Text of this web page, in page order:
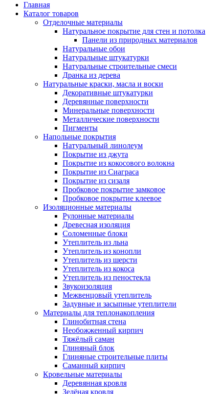
Главная
Каталог товаров
Отделочные материалы
Натуральное покрытие для стен и потолка
Панели из природных материалов
Натуральные обои
Натуральные штукатурки
Натуральные строительные смеси
Дранка из дерева
Натуральные краски, масла и воски
Декоративные штукатурки
Деревянные поверхности
Минеральные поверхности
Металлические поверхности
Пигменты
Напольные покрытия
Натуральный линолеум
Покрытие из джута
Покрытие из кокосового волокна
Покрытие из Сиаграса
Покрытие из сизаля
Пробковое покрытие замковое
Пробковое покрытие клеевое
Изоляционные материалы
Рулонные материалы
Древесная изоляция
Соломенные блоки
Утеплитель из льна
Утеплитель из конопли
Утеплитель из шерсти
Утеплитель из кокоса
Утеплитель из пеностекла
Звукоизоляция
Межвенцовый утеплитель
Задувные и засыпные утеплители
Материалы для теплонакопления
Глинобитная стена
Необожженный кирпич
Тяжёлый саман
Глиняный блок
Глиняные строительные плиты
Саманный кирпич
Кровельные материалы
Деревянная кровля
Зелёная кровля